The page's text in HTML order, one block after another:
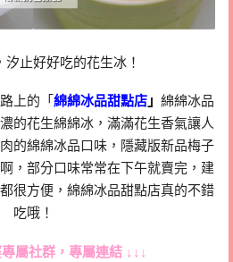
止好好吃的花生冰！
上的「綿綿冰品甜點店」 綿綿冰品
的花生綿綿冰，滿滿花生香氣讓人
的綿綿冰品口味，隱藏版新品梅子
，部分口味常常在下午就賣完，建
很方便，綿綿冰品甜點店真的不錯
吃哦！
屬社群 ，專屬連結 ↓↓↓